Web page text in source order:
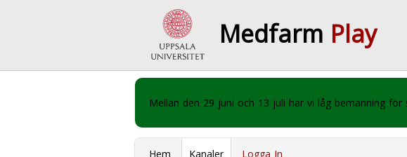
Medfarm Play
Mellan den 29 juni och 13 juli har vi låg bemanning
Hem Kanaler Logga In